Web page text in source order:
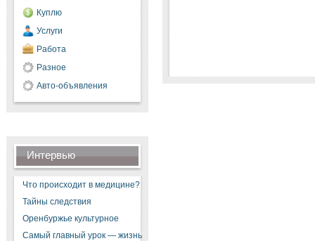
Куплю
Услуги
Работа
Разное
Авто-объявления
Интервью
Что происходит в медицине?
Тайны следствия
Оренбуржье культурное
Самый главный урок — жизнь